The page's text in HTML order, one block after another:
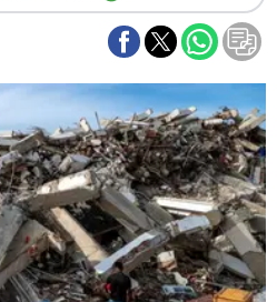
Cines
Economía y finanzas
Con el campo
Espacio empresas
Sociedad
Tecnología
Turismo
Salud
Es viral